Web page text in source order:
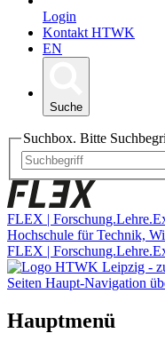
Login
Kontakt HTWK
EN
Suche
Suchbox. Bitte
FLEX |
Hochschule für Technik,
FLEX |
Seiten Haupt-Navigation
Hauptmenü